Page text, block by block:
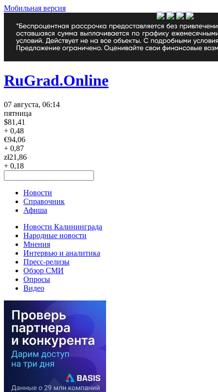
Мобильная версия
RuGrad.Online
07 августа, 06:14
пятница
$81,41
+ 0,48
€94,06
+ 0,87
zł21,86
+ 0,18
Новости
Справочник
Афиша
Новости Калининграда
Народные новости
Мнения
Интервью и аналитика
Пресс-релизы
Обзор СМИ
Опросы
Видео